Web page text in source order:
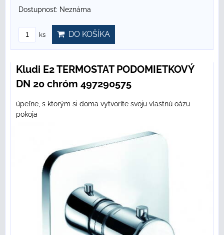
Dostupnosť: Neznáma
ks DO KOŠÍKA
Kludi E2 TERMOSTAT PODOMIETKOVÝ
DN 20 chróm 497290575
úpeľne, s ktorým si doma vytvoríte svoju vlastnú oázu
pokoja